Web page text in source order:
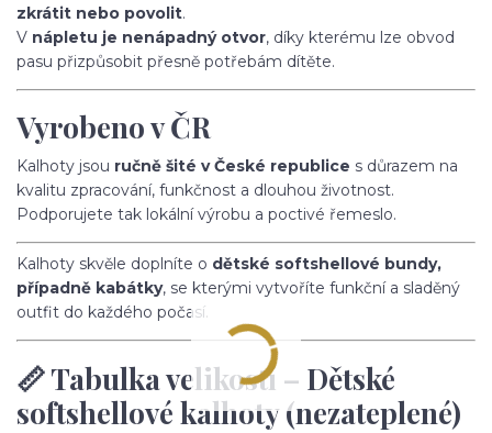
zkrátit nebo povolit.
V nápletu je nenápadný otvor, díky kterému lze obvod
pasu přizpůsobit přesně potřebám dítěte.
Vyrobeno v ČR
Kalhoty jsou ručně šité v České republice s důrazem na
kvalitu zpracování, funkčnost a dlouhou životnost.
Podporujete tak lokální výrobu a poctivé řemeslo.
Kalhoty skvěle doplníte o dětské softshellové bundy,
případně kabátky, se kterými vytvoříte funkční a sladěný
outfit do každého počasí.
📏 Tabulka velikostí – Dětské
softshellové kalhoty (nezateplené)